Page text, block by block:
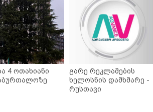
4 ოთახიანი
გარე რეკლამების
ხელოსნის დამხმარე -
რუსთავი